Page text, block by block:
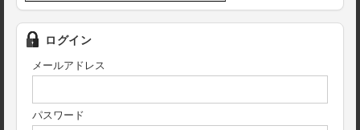
ログイン
メールアドレス
パスワード